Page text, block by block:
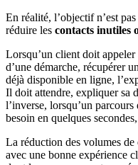
En réalité, l’objectif n’est
réduire les contacts inutiles
Lorsqu’un client doit
d’une démarche, récupérer
déjà disponible en ligne,
Il doit attendre, expliquer sa
l’inverse, lorsqu’un
besoin en quelques
La réduction des volumes
avec une bonne expérience